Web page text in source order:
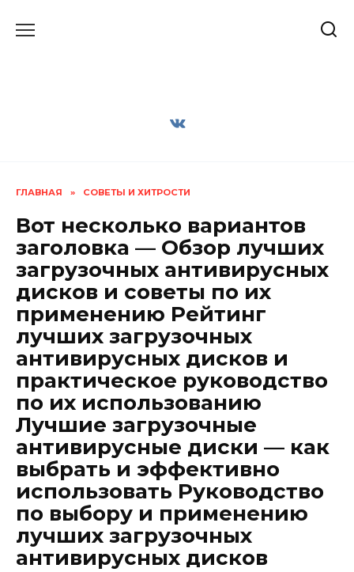
ГЛАВНАЯ » СОВЕТЫ И ХИТРОСТИ
Вот несколько вариантов
заголовка — Обзор лучших
загрузочных антивирусных
дисков и советы по их
применению Рейтинг
лучших загрузочных
антивирусных дисков и
практическое руководство
по их использованию
Лучшие загрузочные
антивирусные диски — как
выбрать и эффективно
использовать Руководство
по выбору и применению
лучших загрузочных
антивирусных дисков